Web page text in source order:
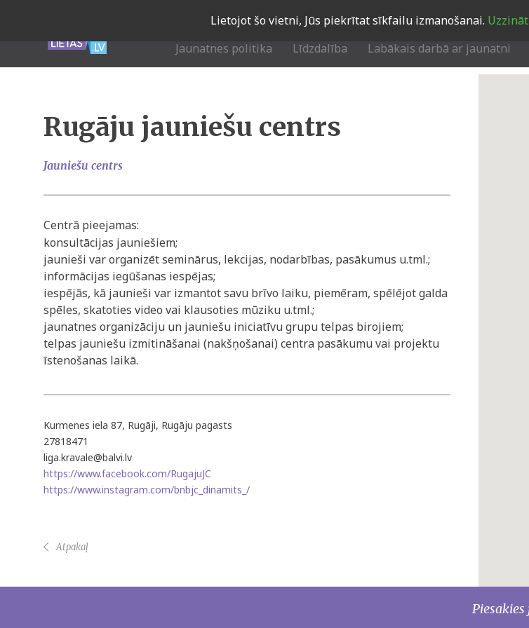
Lietojot šo vietni, Jūs piekrītat sīkfailu izmanošanai.
Jaunatnes politika Līdzdalība Labākais darbā ar jaunatni
Rugāju jauniešu centrs
Jauniešu centrs
Centrā pieejamas:
konsultācijas jauniešiem;
jaunieši var organizēt seminārus, lekcijas, nodarbības, pasākumus u.tml.;
informācijas iegūšanas iespējas;
iespējās, kā jaunieši var izmantot savu brīvo laiku, piemēram, spēlējot galda
spēles, skatoties video vai klausoties mūziku u.tml.;
jaunatnes organizāciju un jauniešu iniciatīvu grupu telpas birojiem;
telpas jauniešu izmitināšanai (nakšņošanai) centra pasākumu vai projektu
īstenošanas laikā.
Kurmenes iela 87, Rugāji, Rugāju pagasts
27818471
liga.kravale@balvi.lv
https://www.facebook.com/RugajuJC
https://www.instagram.com/bnbjc_dinamits_/
Atpakaļ